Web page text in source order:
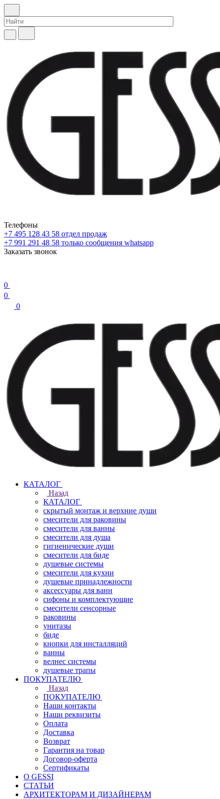
Телефоны
+7 495 128 43 58 отдел продаж
+7 991 291 48 58 только сообщения whatsapp
Заказать звонок
0
0
0
КАТАЛОГ
Назад
КАТАЛОГ
скрытый монтаж и верхние души
смесители для раковины
смесители для ванны
смесители для душа
гигиенические души
смесители для биде
душевые системы
смесители для кухни
душевые принадлежности
аксессуары для ванн
сифоны и комплектующие
смесители сенсорные
раковины
унитазы
биде
кнопки для инсталляций
ванны
велнес системы
душевые трапы
ПОКУПАТЕЛЮ
Назад
ПОКУПАТЕЛЮ
Наши контакты
Наши реквизиты
Оплата
Доставка
Возврат
Гарантия на товар
Договор-оферта
Сертификаты
О GESSI
СТАТЬИ
АРХИТЕКТОРАМ И ДИЗАЙНЕРАМ